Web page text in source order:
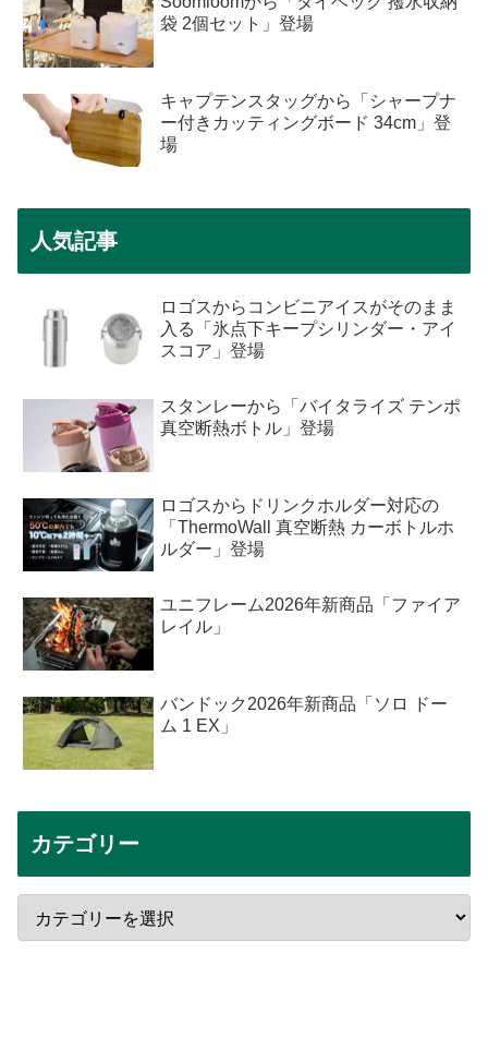
袋 2個セット」登場
キャプテンスタッグから「シャープナ
ー付きカッティングボード 34cm」登
場
人気記事
ロゴスからコンビニアイスがそのまま
入る「氷点下キープシリンダー・アイ
スコア」登場
スタンレーから「バイタライズ テンポ
真空断熱ボトル」登場
ロゴスからドリンクホルダー対応の
「ThermoWall 真空断熱 カーボトルホ
ルダー」登場
ユニフレーム2026年新商品「ファイア
レイル」
バンドック2026年新商品「ソロ ドー
ム 1 EX」
カテゴリー